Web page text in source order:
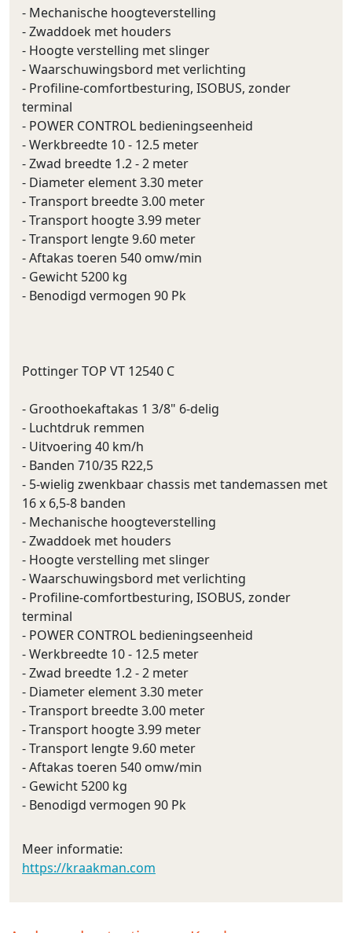
- Mechanische hoogteverstelling
- Zwaddoek met houders
- Hoogte verstelling met slinger
- Waarschuwingsbord met verlichting
- Profiline-comfortbesturing, ISOBUS, zonder
terminal
- POWER CONTROL bedieningseenheid
- Werkbreedte 10 - 12.5 meter
- Zwad breedte 1.2 - 2 meter
- Diameter element 3.30 meter
- Transport breedte 3.00 meter
- Transport hoogte 3.99 meter
- Transport lengte 9.60 meter
- Aftakas toeren 540 omw/min
- Gewicht 5200 kg
- Benodigd vermogen 90 Pk
Pottinger TOP VT 12540 C
- Groothoekaftakas 1 3/8" 6-delig
- Luchtdruk remmen
- Uitvoering 40 km/h
- Banden 710/35 R22,5
- 5-wielig zwenkbaar chassis met tandemassen met
16 x 6,5-8 banden
- Mechanische hoogteverstelling
- Zwaddoek met houders
- Hoogte verstelling met slinger
- Waarschuwingsbord met verlichting
- Profiline-comfortbesturing, ISOBUS, zonder
terminal
- POWER CONTROL bedieningseenheid
- Werkbreedte 10 - 12.5 meter
- Zwad breedte 1.2 - 2 meter
- Diameter element 3.30 meter
- Transport breedte 3.00 meter
- Transport hoogte 3.99 meter
- Transport lengte 9.60 meter
- Aftakas toeren 540 omw/min
- Gewicht 5200 kg
- Benodigd vermogen 90 Pk
Meer informatie:
https://kraakman.com